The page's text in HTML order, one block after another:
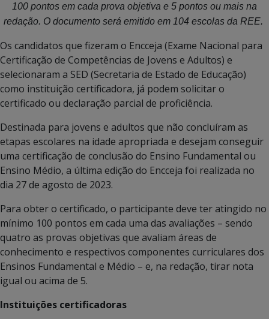
100 pontos em cada prova objetiva e 5 pontos ou mais na
redação. O documento será emitido em 104 escolas da REE.
Os candidatos que fizeram o Encceja (Exame Nacional para
Certificação de Competências de Jovens e Adultos) e
selecionaram a SED (Secretaria de Estado de Educação)
como instituição certificadora, já podem solicitar o
certificado ou declaração parcial de proficiência.
Destinada para jovens e adultos que não concluíram as
etapas escolares na idade apropriada e desejam conseguir
uma certificação de conclusão do Ensino Fundamental ou
Ensino Médio, a última edição do Encceja foi realizada no
dia 27 de agosto de 2023.
Para obter o certificado, o participante deve ter atingido no
mínimo 100 pontos em cada uma das avaliações – sendo
quatro as provas objetivas que avaliam áreas de
conhecimento e respectivos componentes curriculares dos
Ensinos Fundamental e Médio – e, na redação, tirar nota
igual ou acima de 5.
Instituições certificadoras